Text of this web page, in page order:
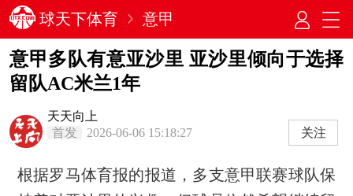
球天下体育 意甲
意甲多队有意亚沙里 亚沙里倾向于选择
留队AC米兰1年
天天向上
首发
2026-06-06 15:18:27 关注
根据罗马体育报的报道，多支意甲联赛球队保